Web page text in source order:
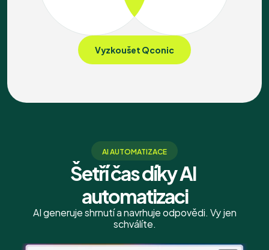
Vyzkoušet Qconic
AI AUTOMATIZACE
Šetří čas díky AI
automatizaci
AI generuje shrnutí a navrhuje odpovědi. Vy jen
schválíte.